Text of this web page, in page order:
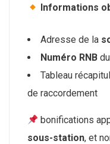
Informations
Adresse de la
Numéro RNB
Tableau
de raccordement
bonifications
sous-station, et